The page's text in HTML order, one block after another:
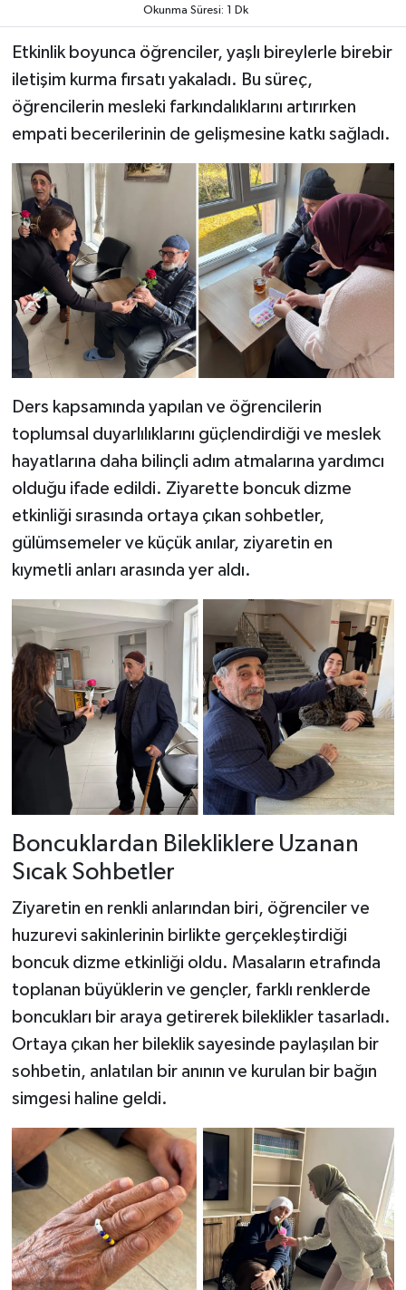
Okunma Süresi: 1 Dk
Etkinlik boyunca öğrenciler, yaşlı bireylerle birebir
iletişim kurma fırsatı yakaladı. Bu süreç,
öğrencilerin mesleki farkındalıklarını artırırken
empati becerilerinin de gelişmesine katkı sağladı.
Ders kapsamında yapılan ve öğrencilerin
toplumsal duyarlılıklarını güçlendirdiği ve meslek
hayatlarına daha bilinçli adım atmalarına yardımcı
olduğu ifade edildi. Ziyarette boncuk dizme
etkinliği sırasında ortaya çıkan sohbetler,
gülümsemeler ve küçük anılar, ziyaretin en
kıymetli anları arasında yer aldı.
Boncuklardan Bilekliklere Uzanan
Sıcak Sohbetler
Ziyaretin en renkli anlarından biri, öğrenciler ve
huzurevi sakinlerinin birlikte gerçekleştirdiği
boncuk dizme etkinliği oldu. Masaların etrafında
toplanan büyüklerin ve gençler, farklı renklerde
boncukları bir araya getirerek bileklikler tasarladı.
Ortaya çıkan her bileklik sayesinde paylaşılan bir
sohbetin, anlatılan bir anının ve kurulan bir bağın
simgesi haline geldi.